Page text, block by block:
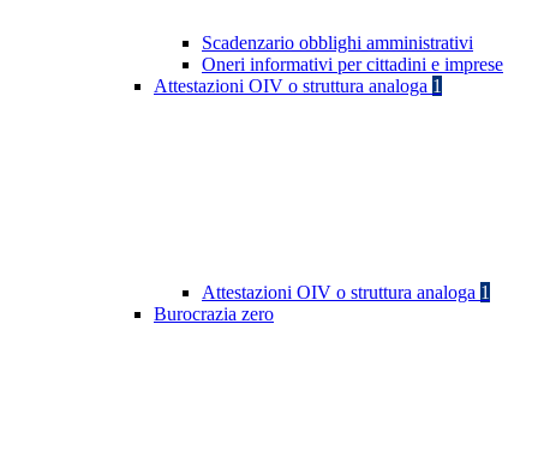
Scadenzario obblighi amministrativi
Oneri informativi per cittadini e imprese
Attestazioni OIV o struttura analoga 1
Attestazioni OIV o struttura analoga 1
Burocrazia zero